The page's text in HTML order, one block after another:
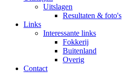
Uitslagen
Resultaten & foto's
Links
Interessante links
Fokkerij
Buitenland
Overig
Contact